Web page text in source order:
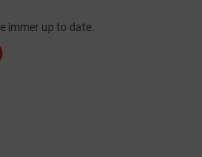
immer up to date.